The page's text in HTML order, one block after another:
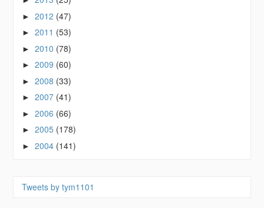
►2012 (47)
►2011 (53)
►2010 (78)
►2009 (60)
►2008 (33)
►2007 (41)
►2006 (66)
►2005 (178)
►2004 (141)
Tweets by tym1101